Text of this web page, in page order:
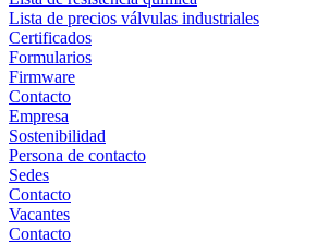
Lista de precios válvulas industriales
Certificados
Formularios
Firmware
Contacto
Empresa
Sostenibilidad
Persona de contacto
Sedes
Contacto
Vacantes
Contacto